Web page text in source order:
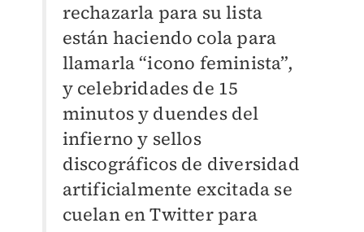
rechazarla para su lista
están haciendo cola para
llamarla “icono feminista”,
y celebridades de 15
minutos y duendes del
infierno y sellos
discográficos de diversidad
artificialmente excitada se
cuelan en Twitter para